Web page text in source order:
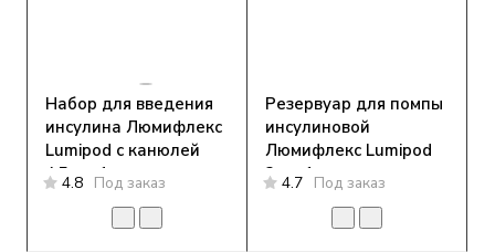
Набор для введения
инсулина Люмифлекс
Lumipod с канюлей
4,5мм, 1 шт.
4.8 Под заказ
Резервуар для помпы
инсулиновой
Люмифлекс Lumipod
3мл, 1 шт.
4.7 Под заказ